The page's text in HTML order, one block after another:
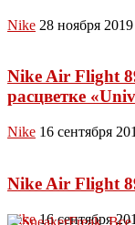
Nike 28 ноября
Nike Air Flight
расцветке
Nike 16 сентября
Nike Air Flight
Nike 16 сентября